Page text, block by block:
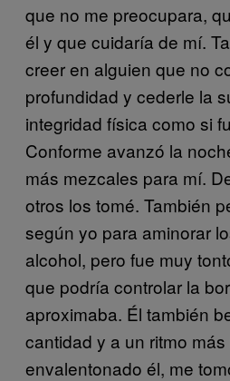
que no me preocupara,
él y que cuidaría de mí.
creer en alguien que no
profundidad y cederle la
integridad física como si
Conforme avanzó la
más mezcales para mí.
otros los tomé. También
según yo para aminorar
alcohol, pero fue muy
que podría controlar la
aproximaba. Él también
cantidad y a un ritmo
envalentonado él, me